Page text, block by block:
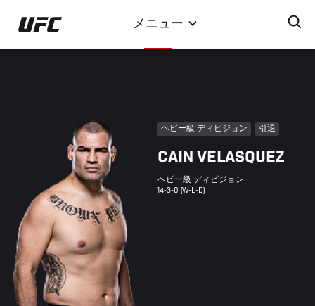
イ
ン
メニュー
ヘビー級 ディビジョン 引退
CAIN VELASQUEZ
ヘビー級 ディビジョン
14-3-0 (W-L-D)